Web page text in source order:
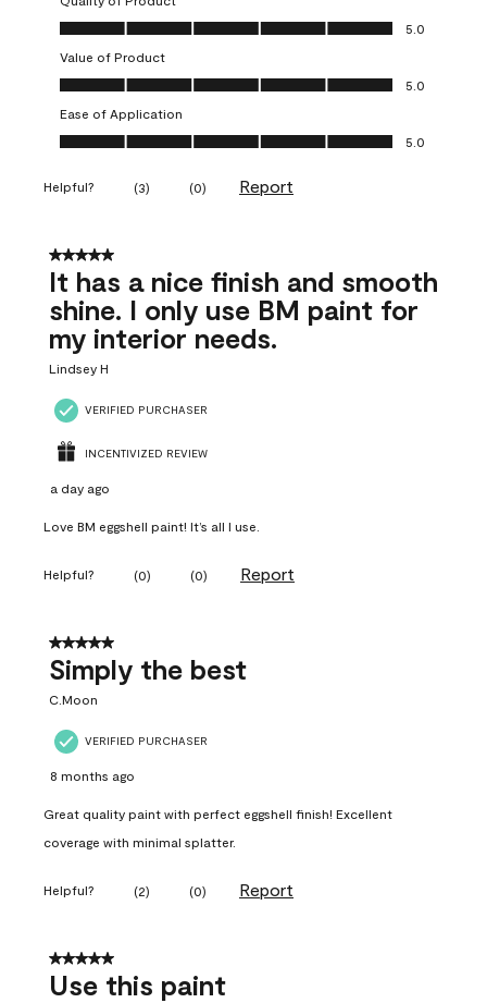
Quality of Product, 5.0 out of 5
5.0
Value of Product
Value of Product, 5.0 out of 5
5.0
Ease of Application
Ease of Application, 5.0 out of 5
5.0
Helpful? (3) (0) Report
5 out of 5 stars.
It has a nice finish and smooth
shine. I only use BM paint for
my interior needs.
Lindsey H
VERIFIED PURCHASER
INCENTIVIZED REVIEW
a day ago
Love BM eggshell paint! It’s all I use.
Helpful? (0) (0) Report
5 out of 5 stars.
Simply the best
C.Moon
VERIFIED PURCHASER
8 months ago
Great quality paint with perfect eggshell finish! Excellent
coverage with minimal splatter.
Helpful? (2) (0) Report
5 out of 5 stars.
Use this paint